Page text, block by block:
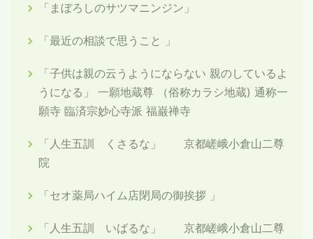
「まぼろしのサツマニンジン」
「最近の相談で思うこと 」
「子供は親の云うようにならない 親のしているよ
うになる」 一願地蔵尊 （俗称カラシ地蔵) 通称一
願寺 臨済宗妙心寺派 福巌禅寺
「人生五訓 くさるな」 京都嵯峨小倉山二尊
院
「セオ薬局ハイム店閉局の御挨拶 」
「人生五訓 いばるな」 京都嵯峨小倉山二尊